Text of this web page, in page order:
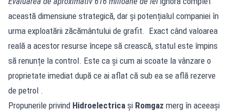
această dimensiune strategică, dar și potențialul companiei în
urma exploatării zăcământului de grafit. Exact când valoarea
reală a acestor resurse începe să crească, statul este împins
să renunțe la control. Este ca și cum ai scoate la vânzare o
proprietate imediat după ce ai aflat că sub ea se află rezerve
de petrol .
Propunerile privind Hidroelectrica și Romgaz merg în aceeași